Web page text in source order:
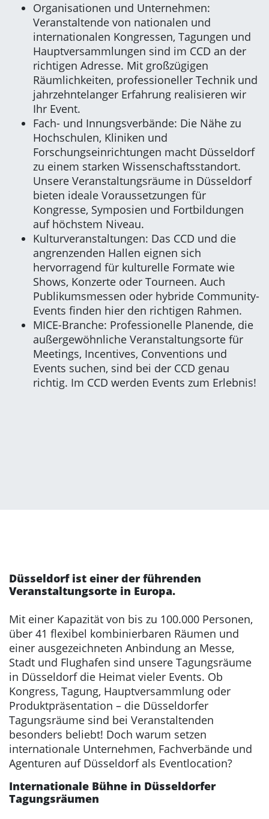
Organisationen und Unternehmen:
Veranstaltende von nationalen und
internationalen Kongressen, Tagungen und
Hauptversammlungen sind im CCD an der
richtigen Adresse. Mit großzügigen
Räumlichkeiten, professioneller Technik und
jahrzehntelanger Erfahrung realisieren wir
Ihr Event.
Fach- und Innungsverbände: Die Nähe zu
Hochschulen, Kliniken und
Forschungseinrichtungen macht Düsseldorf
zu einem starken Wissenschaftsstandort.
Unsere Veranstaltungsräume in Düsseldorf
bieten ideale Voraussetzungen für
Kongresse, Symposien und Fortbildungen
auf höchstem Niveau.
Kulturveranstaltungen: Das CCD und die
angrenzenden Hallen eignen sich
hervorragend für kulturelle Formate wie
Shows, Konzerte oder Tourneen. Auch
Publikumsmessen oder hybride Community-
Events finden hier den richtigen Rahmen.
MICE-Branche: Professionelle Planende, die
außergewöhnliche Veranstaltungsorte für
Meetings, Incentives, Conventions und
Events suchen, sind bei der CCD genau
richtig. Im CCD werden Events zum Erlebnis!
Düsseldorf ist einer der führenden
Veranstaltungsorte in Europa.
Mit einer Kapazität von bis zu 100.000 Personen,
über 41 flexibel kombinierbaren Räumen und
einer ausgezeichneten Anbindung an Messe,
Stadt und Flughafen sind unsere Tagungsräume
in Düsseldorf die Heimat vieler Events. Ob
Kongress, Tagung, Hauptversammlung oder
Produktpräsentation – die Düsseldorfer
Tagungsräume sind bei Veranstaltenden
besonders beliebt! Doch warum setzen
internationale Unternehmen, Fachverbände und
Agenturen auf Düsseldorf als Eventlocation?
Internationale Bühne in Düsseldorfer
Tagungsräumen